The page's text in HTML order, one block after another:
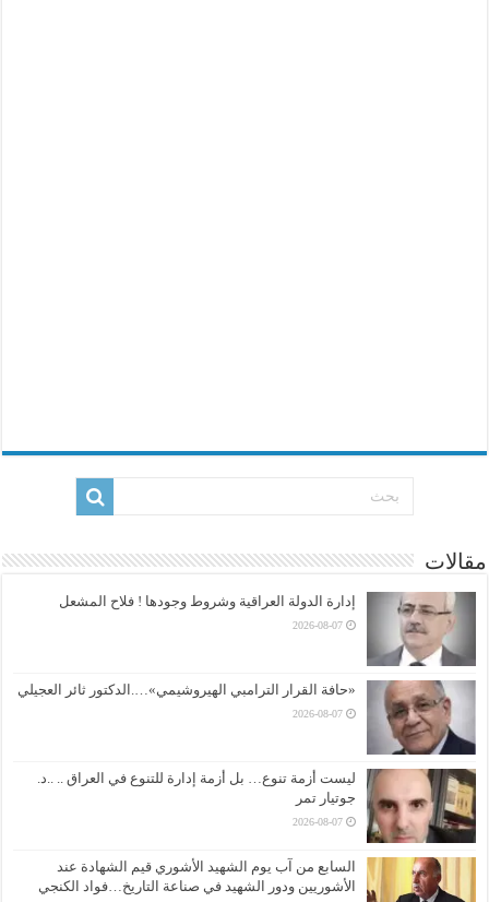
مقالات
إدارة الدولة العراقية وشروط وجودها ! فلاح المشعل
2026-08-07
«حافة القرار الترامبي الهيروشيمي»….الدكتور ثائر العجيلي
2026-08-07
ليست أزمة تنوع… بل أزمة إدارة للتنوع في العراق .. ..د.
جوتيار تمر
2026-08-07
السابع من آب يوم الشهيد الأشوري قيم الشهادة عند
الأشوريين ودور الشهيد في صناعة التاريخ…فواد الكنجي